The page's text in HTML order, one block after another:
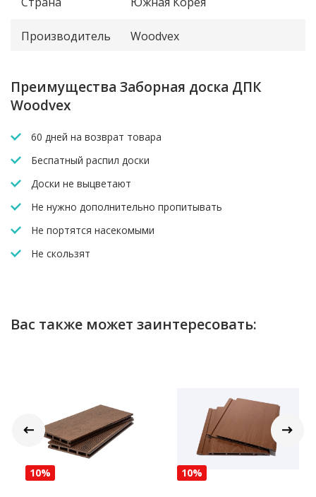
Производитель Woodvex
Преимущества Заборная доска ДПК
Woodvex
60 дней на возврат товара
Беспатный распил доски
Доски не выцветают
Не нужно дополнительно пропитывать
Не портятся насекомыми
Не скользят
Вас также может заинтересовать:
10% 10%